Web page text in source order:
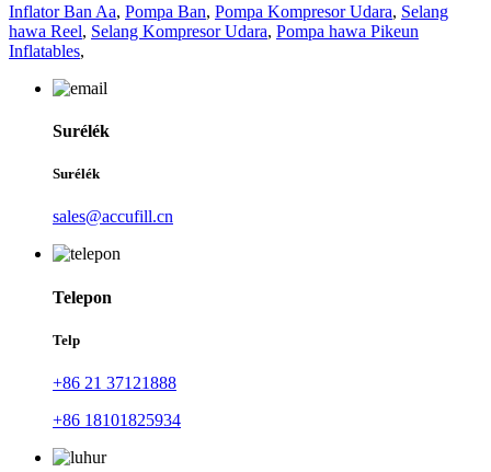
Inflator Ban Aa, Pompa Ban, Pompa Kompresor Udara, Selang
hawa Reel, Selang Kompresor Udara, Pompa hawa Pikeun
Inflatables,
Surélék
Surélék
sales@accufill.cn
Telepon
Telp
+86 21 37121888
+86 18101825934